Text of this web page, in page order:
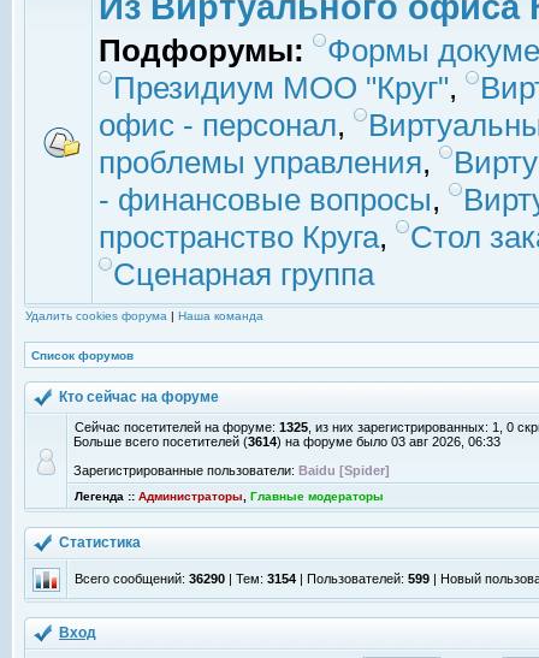
Подфорумы:
Формы
Президиум МОО "Круг",
офис - персонал,
проблемы управления,
- финансовые вопросы,
пространство Круга,
Стол
Сценарная группа
Удалить cookies форума | Наша команда
Список форумов
Кто сейчас на форуме
Сейчас посетителей на форуме: 1325 , из них зарегистрированных: 1, 0
Больше всего посетителей (3614) на форуме было 03 авг 2026, 06:33
Зарегистрированные пользователи: Baidu [Spider]
Легенда :: Администраторы Главные модераторы
Статистика
Всего сообщений: 36290 | Тем: 3154 | Пользователей: 599 | Новый
Вход